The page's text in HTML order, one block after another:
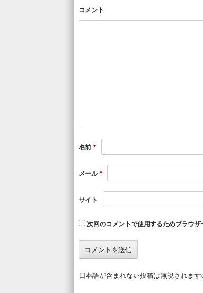
コメント
名前 *
メール *
サイト
次回のコメントで使用するためブラウ
日本語が含まれない投稿は無視されま